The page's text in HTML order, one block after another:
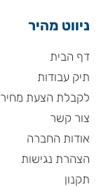
ניווט מהיר
דף הבית
תיק עבודות
לקבלת הצעת מחיר
צור קשר
אודות החברה
הצהרת נגישות
תקנון